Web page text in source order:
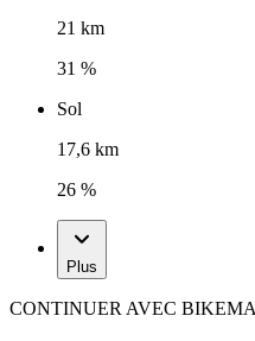
21 km
31 %
Sol
17,6 km
26 %
Plus
CONTINUER AVEC